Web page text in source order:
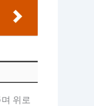
위로